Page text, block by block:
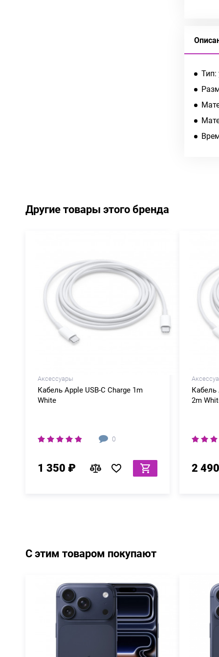
Другие товары этого бренда
Аксессуары
Кабель Apple USB-C Charge 1m
White
0
1 350 ₽
Кабель
2m
2
С этим товаром покупают